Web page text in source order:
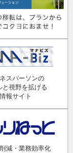
スパーソンの
と視野を拡げる
報サイト
減・業務効率化